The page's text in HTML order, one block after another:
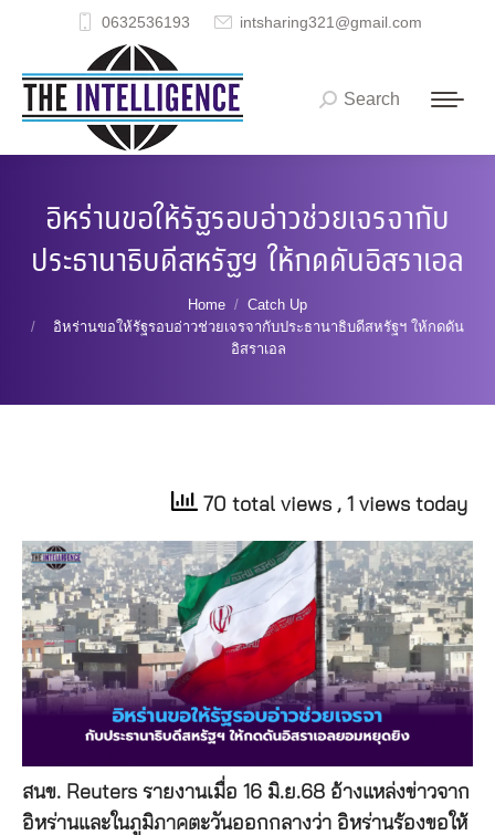
0632536193 intsharing321@gmail.com
Search:
Search
อิหร่านขอให้รัฐรอบอ่าวช่วยเจรจากับ
ประธานาธิบดีสหรัฐฯ ให้กดดันอิสราเอล
Home
Catch Up
อิหร่านขอให้รัฐรอบอ่าวช่วยเจรจากับประธานาธิบดีสหรัฐฯ ให้กดดัน
อิสราเอล
70 total views , 1 views today
สนข. Reuters รายงานเมื่อ 16 มิ.ย.68 อ้างแหล่งข่าวจาก
อิหร่านและในภูมิภาคตะวันออกกลางว่า อิหร่านร้องขอให้